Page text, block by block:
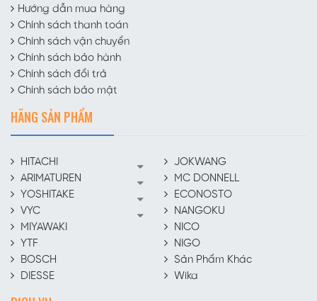
Hướng dẫn mua hàng
Chính sách thanh toán
Chính sách vận chuyển
Chính sách bảo hành
Chính sách đổi trả
Chính sách bảo mật
HÃNG SẢN PHẨM
HITACHI
ARIMATUREN
YOSHITAKE
VYC
MIYAWAKI
YTF
BOSCH
DIESSE
JOKWANG
MC DONNELL
ECONOSTO
NANGOKU
NICO
NIGO
Sản Phẩm Khác
Wika